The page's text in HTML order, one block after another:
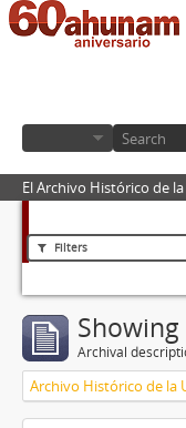
El Archivo Histórico de
Filters
Archival
Archivo Histórico de la